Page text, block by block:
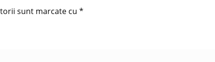
sunt marcate cu *